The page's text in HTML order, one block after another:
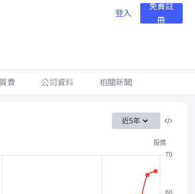
登入
免費註
冊
賣 公司資料 相關新聞
近5年